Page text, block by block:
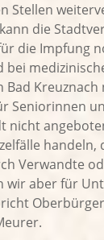
Stellen
die
die Impfung
bei
Bad Kreuznach
Seniorinnen
nicht
handeln,
Verwandte
wir aber für